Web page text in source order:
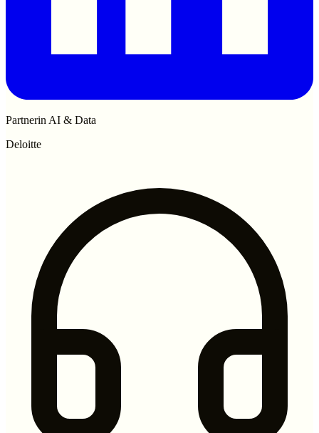
Partnerin AI & Data
Deloitte